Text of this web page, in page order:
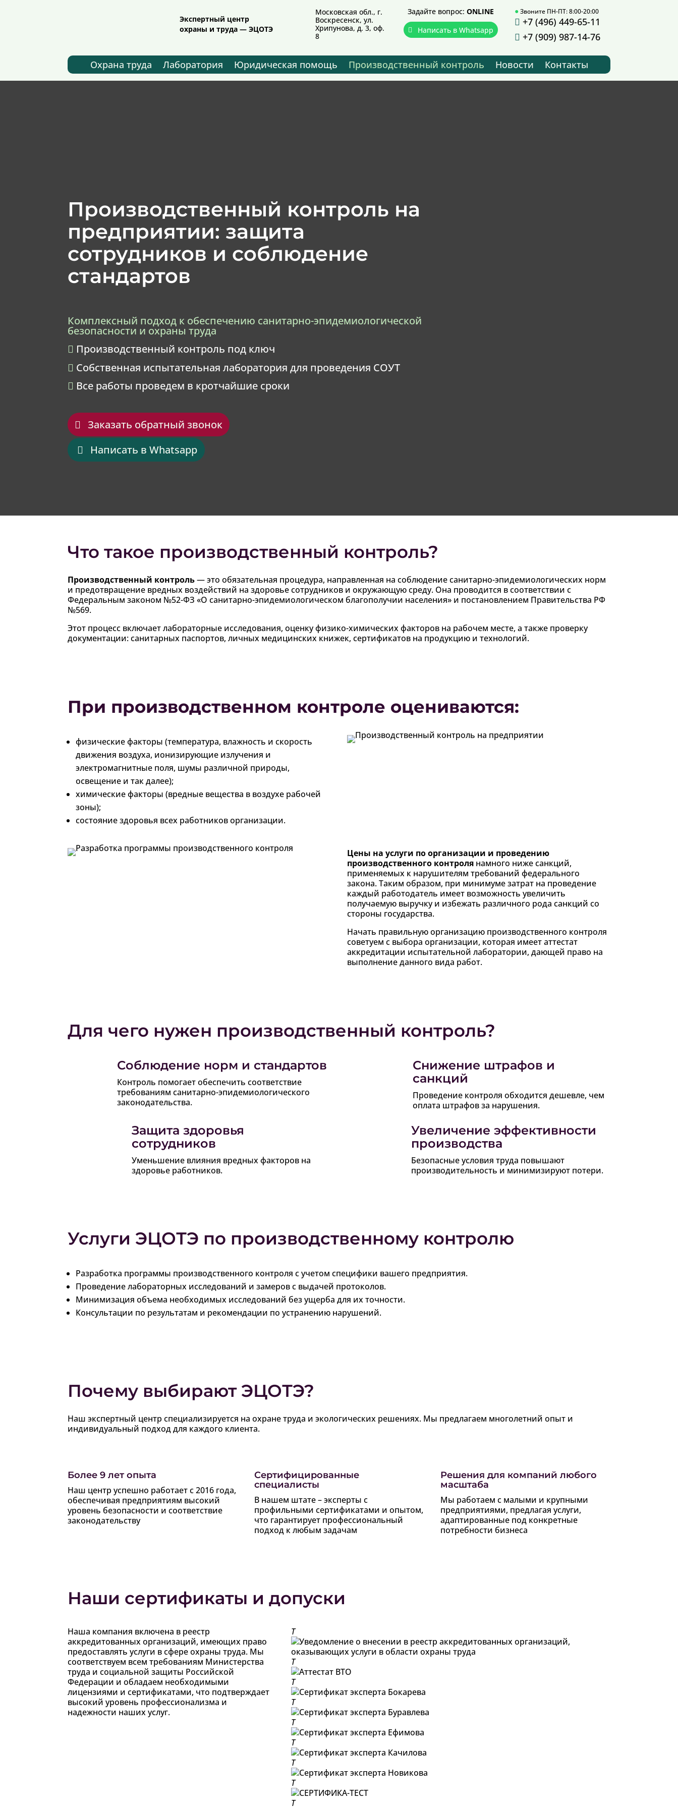
Экспертный центр
охраны и труда — ЭЦОТЭ
Московская обл., г.
Воскресенск, ул.
Хрипунова, д. 3, оф.
8
Задайте вопрос:ONLINE
Написать в Whatsapp
● Звоните ПН-ПТ: 8:00-20:00
 +7(496) 449-65-11
 +7 (909) 987-14-76
Охрана труда Лаборатория Юридическая помощь Производственный контроль Новости Контакты
Производственный контроль на
предприятии: защита
сотрудников и соблюдение
стандартов
Комплексный подход к обеспечению санитарно-эпидемиологической
безопасности и охраны труда
 Производственный контроль под ключ
 Собственная испытательная лаборатория для проведения СОУТ
 Все работы проведем в кротчайшие сроки
Заказать обратный звонок
Написать в Whatsapp
Что такое производственный контроль?
Производственный контроль— это обязательная процедура, направленная на соблюдение санитарно-эпидемиологических норм
и предотвращение вредных воздействий на здоровье сотрудников и окружающую среду. Она проводится в соответствии с
Федеральным законом №52-ФЗ «О санитарно-эпидемиологическом благополучии населения» и постановлением Правительства РФ
№569.
Этот процесс включает лабораторные исследования, оценку физико-химических факторов на рабочем месте, а также проверку
документации: санитарных паспортов, личных медицинских книжек, сертификатов на продукцию и технологий.
При производственном контроле оцениваются:
физические факторы (температура, влажность и скорость
движения воздуха, ионизирующие излучения и
электромагнитные поля, шумы различной природы,
освещение и так далее);
химические факторы (вредные вещества в воздухе рабочей
зоны);
состояние здоровья всех работников организации.
Цены на услуги по организации и проведению
производственного контроля намного ниже санкций,
применяемых к нарушителям требований федерального
закона. Таким образом, при минимуме затрат на проведение
каждый работодатель имеет возможность увеличить
получаемую выручку и избежать различного рода санкций со
стороны государства.
Начать правильную организацию производственного контроля
советуем с выбора организации, которая имеет аттестат
аккредитации испытательной лаборатории, дающей право на
выполнение данного вида работ.
Для чего нужен производственный контроль?
Соблюдение норм и стандартов
Контроль помогает обеспечить соответствие
требованиям санитарно-эпидемиологического
законодательства.
Снижение штрафов и
санкций
Проведение контроля обходится дешевле, чем
оплата штрафов за нарушения.
Защита здоровья
сотрудников
Уменьшение влияния вредных факторов на
здоровье работников.
Увеличение эффективности
производства
Безопасные условия труда повышают
производительность и минимизируют потери.
Услуги ЭЦОТЭ по производственному контролю
Разработка программы производственного контроля с учетом специфики вашего предприятия.
Проведение лабораторных исследований и замеров с выдачей протоколов.
Минимизация объема необходимых исследований без ущерба для их точности.
Консультации по результатам и рекомендации по устранению нарушений.
Почему выбирают ЭЦОТЭ?
Наш экспертный центр специализируется на охране труда и экологических решениях. Мы предлагаем многолетний опыт и
индивидуальный подход для каждого клиента.
Более 9 лет опыта
Наш центр успешно работает с 2016 года,
обеспечивая предприятиям высокий
уровень безопасности и соответствие
законодательству
Сертифицированные
специалисты
В нашем штате – эксперты с
профильными сертификатами и опытом,
что гарантирует профессиональный
подход к любым задачам
Решения для компаний любого
масштаба
Мы работаем с малыми и крупными
предприятиями, предлагая услуги,
адаптированные под конкретные
потребности бизнеса
Наши сертификаты и допуски
Наша компания включена в реестр
аккредитованных организаций, имеющих право
предоставлять услуги в сфере охраны труда. Мы
соответствуем всем требованиям Министерства
труда и социальной защиты Российской
Федерации и обладаем необходимыми
лицензиями и сертификатами, что подтверждает
высокий уровень профессионализма и
надежности наших услуг.
T
T
T
T
T
T
T
T
T